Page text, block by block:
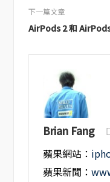
下一篇文章
AirPods 2 和
Brian Fang
蘋果網站：
蘋果新聞：